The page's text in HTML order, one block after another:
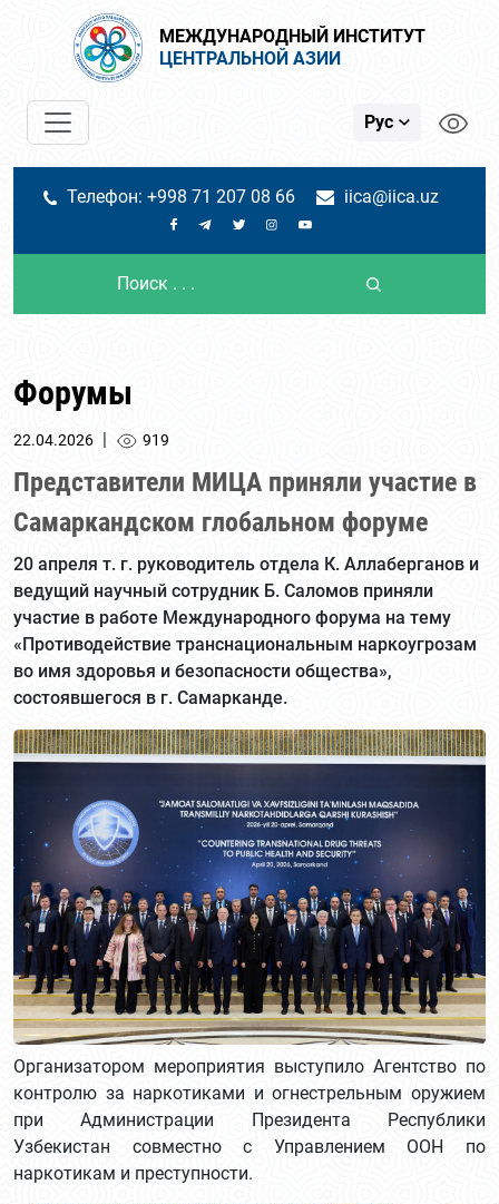
МЕЖДУНАРОДНЫЙ ИНСТИТУТ
ЦЕНТРАЛЬНОЙ АЗИИ
Рус
Телефон: +998 71 207 08 66 iica@iica.uz
Форумы
22.04.2026 | 919
Представители МИЦА приняли участие в
Самаркандском глобальном форуме
20 апреля т. г. руководитель отдела К. Аллаберганов и
ведущий научный сотрудник Б. Саломов приняли
участие в работе Международного форума на тему
«Противодействие транснациональным наркоугрозам
во имя здоровья и безопасности общества»,
состоявшегося в г. Самарканде.
Организатором мероприятия выступило Агентство по
контролю за наркотиками и огнестрельным оружием
при Администрации Президента Республики
Узбекистан совместно с Управлением ООН по
наркотикам и преступности.